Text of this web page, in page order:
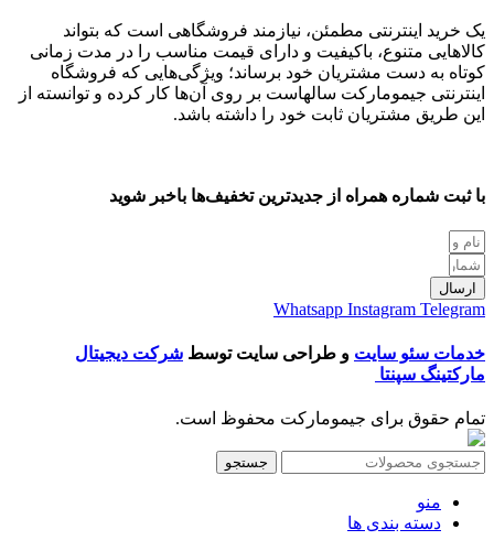
یک خرید اینترنتی مطمئن، نیازمند فروشگاهی است که بتواند
کالاهایی متنوع، باکیفیت و دارای قیمت مناسب را در مدت زمانی
کوتاه به دست مشتریان خود برساند؛ ویژگی‌هایی که فروشگاه
اینترنتی جیمومارکت سالهاست بر روی آن‌ها کار کرده و توانسته از
این طریق مشتریان ثابت خود را داشته باشد.
با ثبت شماره همراه از جدید‌ترین تخفیف‌ها با‌خبر شوید
ارسال
Whatsapp Instagram Telegram
خدمات سئو سایت و طراحی سایت توسط شرکت دیجیتال
مارکتینگ سپنتا
تمام حقوق برای جیمومارکت محفوظ است.
جستجو
منو
دسته بندی ها